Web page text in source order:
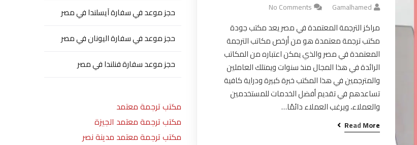
Gamalhamed
No Comments
مراكز الترجمة المعتمدة في مصر يعد مكتب جودة
مكتب ترجمة معتمدة هو من أرخص مكاتب الترجمة
المعتمدة في مصر والذي يمكن اعتباره من المكاتب
الرائدة في هذا المجال منذ سنوات ويمتلك العاملين
والمترجمين في هذا المكتب خبرة كبيرة ودراية كافية
تساعدهم في تقديم أفضل الخدمات للمستخدمين
والعملاء، ويرغب العملاء دائمًا…
Read More
حجز موعد في سفارة آيسلندا في مصر
حجز موعد في سفارة اليونان في مصر
حجز موعد سفارة فنلندا في مصر
مكتب ترجمة معتمد
مكتب ترجمة معتمد الجيزة
مكتب ترجمة معتمد مدينة نصر